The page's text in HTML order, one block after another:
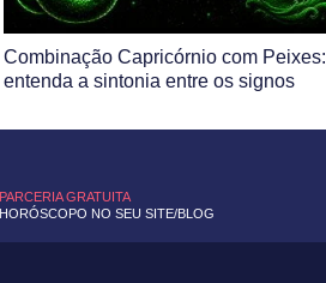
Combinação Capricórnio com Peixes:
entenda a sintonia entre os signos
PARCERIA GRATUITA
HORÓSCOPO NO SEU SITE/BLOG